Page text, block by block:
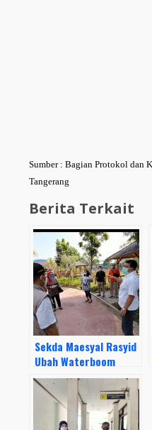
Sumber : Bagian Protokol dan
Tangerang
Berita Terkait
Sekda Maesyal Rasyid
Ubah Waterboom
Menjadi Vaksin Center